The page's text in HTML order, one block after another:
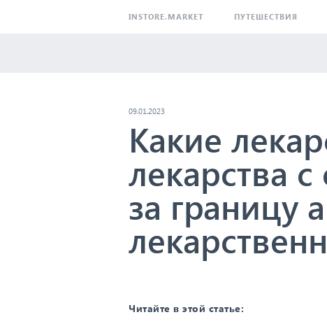
INSTORE.MARKET ПУТЕШЕСТВИЯ
09.01.2023
Какие
лекарства
за границу
Читайте в этой статье: